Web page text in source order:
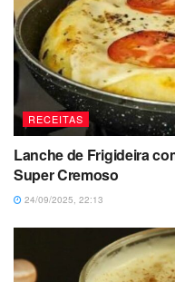
RECEITAS
Lanche de Frigideira
Super Cremoso
24/09/2025, 22:13